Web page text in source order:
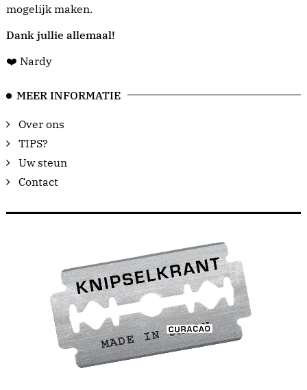
mogelijk maken.
Dank jullie allemaal!
❤️ Nardy
MEER INFORMATIE
Over ons
TIPS?
Uw steun
Contact